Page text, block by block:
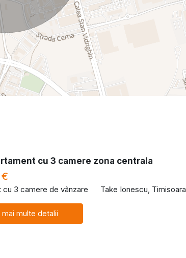
cu 3 camere zona centrala
cu 3 camere de vânzare Take Ionescu, Timisoara
mai multe detalii